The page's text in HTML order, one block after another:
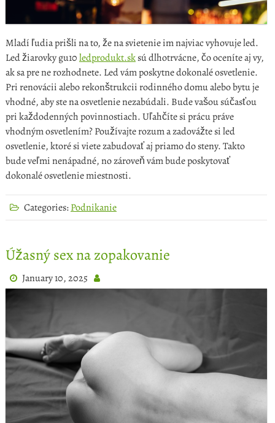
Mladí ľudia prišli na to, že na svietenie im najviac vyhovuje led.
Led žiarovky gu10ledprodukt.sksú dlhotrvácne, čo oceníte aj vy,
ak sa pre ne rozhodnete. Led vám poskytne dokonalé osvetlenie.
Pri renovácii alebo rekonštrukcii rodinného domu alebo bytu je
vhodné, aby ste na osvetlenie nezabúdali. Bude vašou súčasťou
pri každodenných povinnostiach. Uľahčíte si prácu práve
vhodným osvetlením? Používajte rozum a zadovážte si led
osvetlenie, ktoré si viete zabudovať aj priamo do steny. Takto
bude veľmi nenápadné, no zároveň vám bude poskytovať
dokonalé osvetlenie miestnosti.
Categories:Podnikanie
Úžasný sex na zopakovanie
January 10, 2025